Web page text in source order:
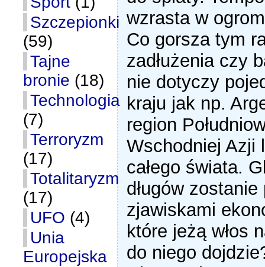
Szczepionki
(59)
Tajne
bronie (18)
Technologia
(7)
Terroryzm
(17)
Totalitaryzm
(17)
UFO (4)
Unia
Europejska
wzrasta w
Co gorsza tym
zadłużenia czy
nie dotyczy
kraju jak np.
region
Wschodniej Azji
całego świata.
długów
zjawiskami
które jeżą włos
do niego